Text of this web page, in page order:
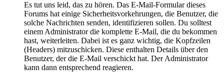
Es tut uns leid, das zu hören. Das E-Mail-Formular dieses
Forums hat einige Sicherheitsvorkehrungen, die Benutzer, die
solche Nachrichten senden, identifizieren sollen. Du solltest
einem Administrator die komplette E-Mail, die du bekommen
hast, weiterleiten. Dabei ist es ganz wichtig, die Kopfzeilen
(Headers) mitzuschicken. Diese enthalten Details über den
Benutzer, der die E-Mail verschickt hat. Der Administrator
kann dann entsprechend reagieren.